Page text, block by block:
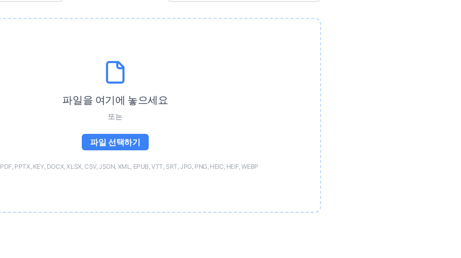
파일을 여기에 놓으세요
또는
파일 선택하기
PPTX, KEY, DOCX, XLSX, CSV, JSON, XML, EPUB, VTT, SRT, JPG, PNG, HEIC, HEIF, WEBP